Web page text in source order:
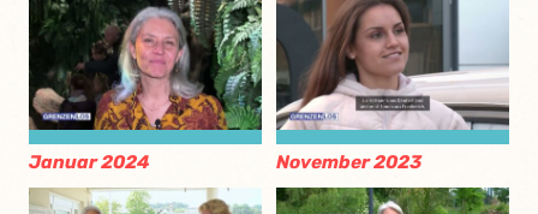
Januar 2024 November 2023